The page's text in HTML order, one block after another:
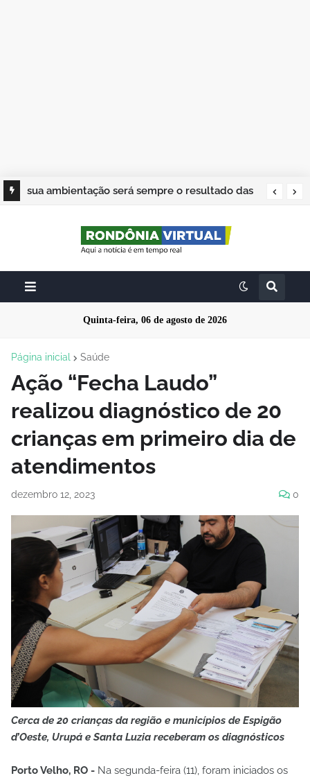
sua ambientação será sempre o resultado das
Quinta-feira, 06 de agosto de 2026
Página inicial Saúde
Ação “Fecha Laudo”
realizou diagnóstico de 20
crianças em primeiro dia de
atendimentos
dezembro 12, 2023 0
Cerca de 20 crianças da região e municípios de Espigão
d’Oeste, Urupá e Santa Luzia receberam os diagnósticos
Porto Velho, RO - Na segunda-feira (11), foram iniciados os